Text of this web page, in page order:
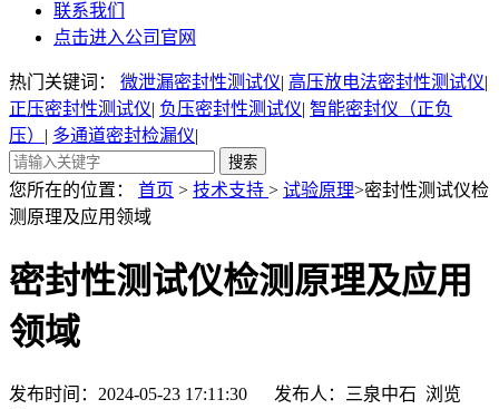
联系我们
点击进入公司官网
热门关键词： 微泄漏密封性测试仪| 高压放电法密封性测试仪|
正压密封性测试仪| 负压密封性测试仪| 智能密封仪（正负
压） | 多通道密封检漏仪|
您所在的位置： 首页 > 技术支持 > 试验原理>密封性测试仪检
测原理及应用领域
密封性测试仪检测原理及应用
领域
发布时间：2024-05-23 17:11:30 发布人：三泉中石 浏览